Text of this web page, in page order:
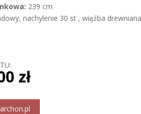
239 cm
nachylenie 30 st , więźba
zł